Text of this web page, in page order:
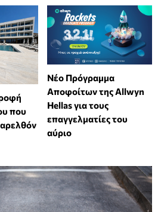
που
Νέο Πρόγραμμα
Αποφοίτων της Allwyn
Hellas για τους
επαγγελματίες του
αύριο